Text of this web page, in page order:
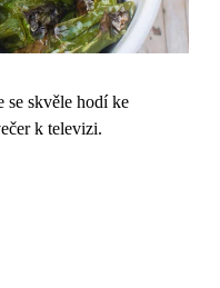
se skvěle hodí ke
k televizi.